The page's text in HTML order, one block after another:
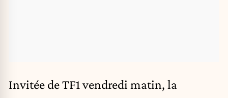
Invitée de TF1 vendredi matin, la